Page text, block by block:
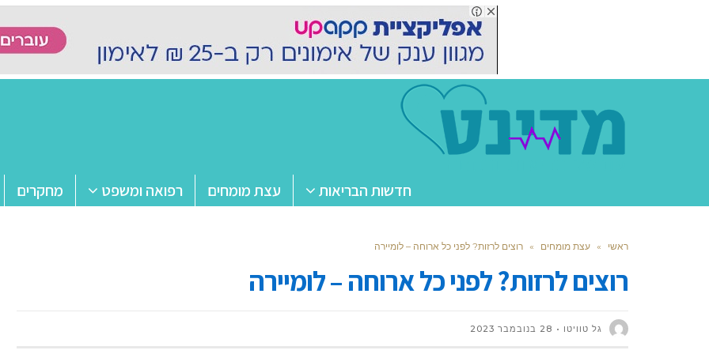
חדשות הבריאות עצת מומחים רפואה ומשפט מחקרים
ראשי » עצת מומחים » רוצים לרזות? לפני כל ארוחה – לומיירה
רוצים לרזות? לפני כל ארוחה – לומיירה
גל טוויטו 28 בנובמבר 2023